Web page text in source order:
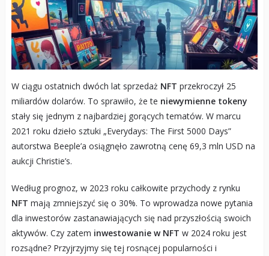
W ciągu ostatnich dwóch lat sprzedaż NFT przekroczył 25
miliardów dolarów. To sprawiło, że te niewymienne tokeny
stały się jednym z najbardziej gorących tematów. W marcu
2021 roku dzieło sztuki „Everydays: The First 5000 Days”
autorstwa Beeple’a osiągnęło zawrotną cenę 69,3 mln USD na
aukcji Christie’s.
Według prognoz, w 2023 roku całkowite przychody z rynku
NFT mają zmniejszyć się o 30%. To wprowadza nowe pytania
dla inwestorów zastanawiających się nad przyszłością swoich
aktywów. Czy zatem inwestowanie w NFT w 2024 roku jest
rozsądne? Przyjrzyjmy się tej rosnącej popularności i